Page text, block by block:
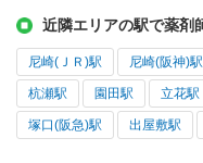
近隣エリアの駅で薬剤
尼崎(ＪＲ)駅 尼崎(阪神)駅
杭瀬駅 園田駅 立花駅
塚口(阪急)駅 出屋敷駅